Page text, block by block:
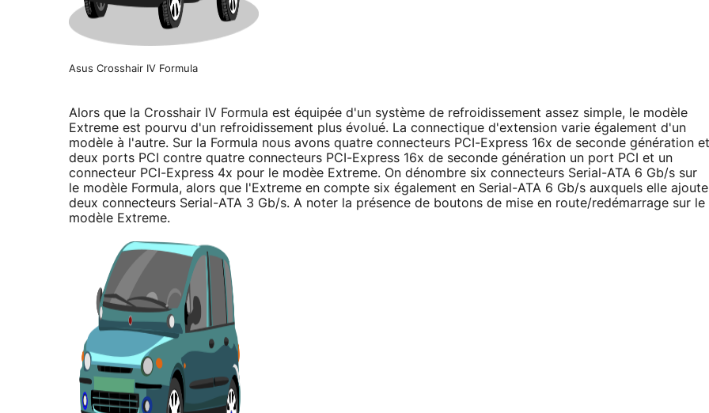
Asus Crosshair IV Formula
Alors que la Crosshair IV Formula est équipée d'un système de refroidissement assez simple, le modèle
Extreme est pourvu d'un refroidissement plus évolué. La connectique d'extension varie également d'un
modèle à l'autre. Sur la Formula nous avons quatre connecteurs PCI-Express 16x de seconde génération et
deux ports PCI contre quatre connecteurs PCI-Express 16x de seconde génération un port PCI et un
connecteur PCI-Express 4x pour le modèe Extreme. On dénombre six connecteurs Serial-ATA 6 Gb/s sur
le modèle Formula, alors que l'Extreme en compte six également en Serial-ATA 6 Gb/s auxquels elle ajoute
deux connecteurs Serial-ATA 3 Gb/s. A noter la présence de boutons de mise en route/redémarrage sur le
modèle Extreme.